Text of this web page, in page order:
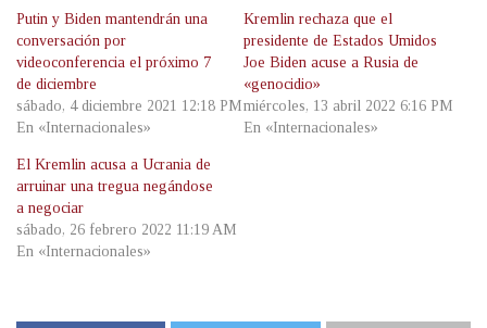
Putin y Biden mantendrán una
conversación por
videoconferencia el próximo 7
de diciembre
sábado, 4 diciembre 2021 12:18 PM
En «Internacionales»
Kremlin rechaza que el
presidente de Estados Umidos
Joe Biden acuse a Rusia de
«genocidio»
miércoles, 13 abril 2022 6:16 PM
En «Internacionales»
El Kremlin acusa a Ucrania de
arruinar una tregua negándose
a negociar
sábado, 26 febrero 2022 11:19 AM
En «Internacionales»